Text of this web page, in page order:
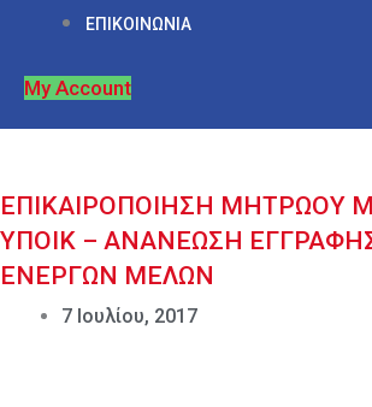
ΕΠΙΚΟΙΝΩΝΙΑ
My Account
ΕΠΙΚΑΙΡΟΠΟΙΗΣΗ ΜΗΤΡΩΟΥ
ΥΠΟΙΚ – ΑΝΑΝΕΩΣΗ
ΕΝΕΡΓΩΝ ΜΕΛΩΝ
7 Ιουλίου, 2017